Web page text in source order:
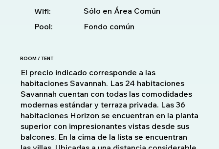
Wifi:
Sólo en Área Común
Pool:
Fondo común
ROOM / TENT
El precio indicado corresponde a las
habitaciones Savannah. Las 24 habitaciones
Savannah cuentan con todas las comodidades
modernas estándar y terraza privada. Las 36
habitaciones Horizon se encuentran en la planta
superior con impresionantes vistas desde sus
balcones. En la cima de la lista se encuentran